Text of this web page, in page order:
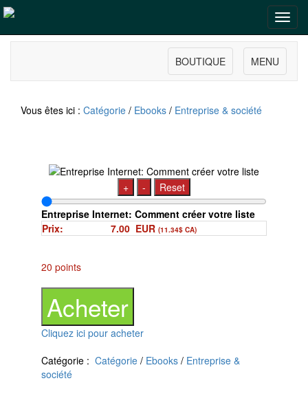
MENU
BOUTIQUE
Vous êtes ici : Catégorie / Ebooks / Entreprise & société
+ -
Reset
Entreprise Internet: Comment créer votre liste
Prix:
7.00 EUR (11.34$ CA)
20 points
Cliquez ici pour acheter
Catégorie : Catégorie / Ebooks / Entreprise &
société